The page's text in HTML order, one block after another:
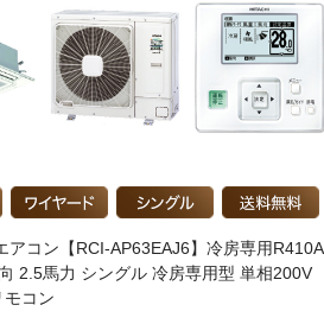
アコン【RCI-AP63EAJ6】冷房専用R410A
2.5馬力 シングル 冷房専用型 単相200V
モコン